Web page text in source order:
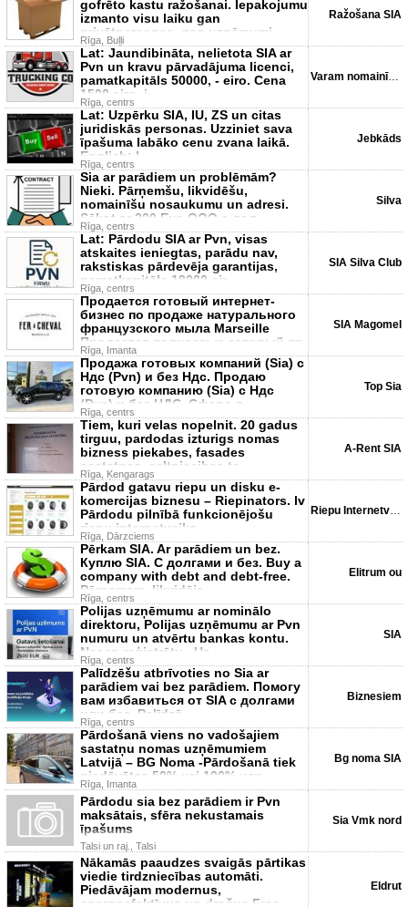
gofrēto kastu ražošanai. Iepakojumu
izmanto visu laiku gan
privātpersonas, gan uzņēmumi
Rīga, Buļļi
Ražošana SIA
Lat: Jaundibināta, nelietota SIA ar
Pvn un kravu pārvadājuma licenci,
pamatkapitāls 50000, - eiro. Cena
1500 eiro, i
Rīga, centrs
Varam nomainīt uz jebkā...
Lat: Uzpērku SIA, IU, ZS un citas
juridiskās personas. Uzziniet sava
īpašuma labāko cenu zvana laikā.
English: I
Rīga, centrs
Jebkāds
Sia ar parādiem un problēmām?
Nieki. Pārņemšu, likvidēšu,
nomainīšu nosaukumu un adresi.
Sākot ar 200 Eur. ООО с дол
Rīga, centrs
Silva
Lat: Pārdodu SIA ar Pvn, visas
atskaites ieniegtas, parādu nav,
rakstiskas pārdevēja garantijas,
pamatkapitāls 18000 eir
Rīga, centrs
SIA Silva Club
Продается готовый интернет-
бизнес по продаже натурального
французского мыла Marseille
Продается полностью готовый пр
Rīga, Imanta
SIA Magomel
Продажа готовых компаний (Sia) с
Ндс (Pvn) и без Ндс. Продаю
готовую компанию (Sia) с Ндс
(Pvn) и без НДС. Сфера д
Rīga, centrs
Top Sia
Tiem, kuri velas nopelnit. 20 gadus
tirguu, pardodas izturigs nomas
bizness piekabes, fasades
sastatnes, celtniecibas te
Rīga, Ķengarags
A-Rent SIA
Pārdod gatavu riepu un disku e-
komercijas biznesu – Riepinators. lv
Pārdodu pilnībā funkcionējošu
riepu internetveika
Rīga, Dārzciems
Riepu Internetveikals
Pērkam SIA. Ar parādiem un bez.
Куплю SIA. C долгами и без. Buy a
company with debt and debt-free.
Pārņemam, likvidēja
Rīga, centrs
Elitrum ou
Polijas uzņēmumu ar nominālo
direktoru, Polijas uzņēmumu ar Pvn
numuru un atvērtu bankas kontu.
Nesen reģistrētu . Uz
Rīga, centrs
SIA
Palīdzēšu atbrīvoties no Sia ar
parādiem vai bez parādiem. Помогу
вам избавиться от SIA с долгами
или без. Palīdzē
Rīga, centrs
Biznesiem
Pārdošanā viens no vadošajiem
sastatņu nomas uzņēmumiem
Latvijā – BG Noma -Pārdošanā tiek
piedāvātas 50% vai 100% uzņ
Rīga, Imanta
Bg noma SIA
Pārdodu sia bez parādiem ir Pvn
maksātais, sfēra nekustamais
īpašums
Talsi un raj., Talsi
Sia Vmk nord
Nākamās paaudzes svaigās pārtikas
viedie tirdzniecības automāti.
Piedāvājam modernus,
energoefektīvus un drošus Fres
Eldrut